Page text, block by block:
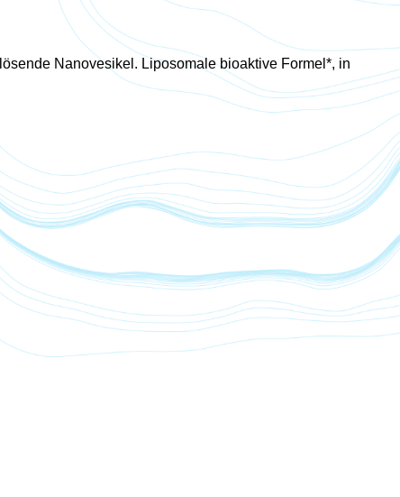
Nanovesikel. Liposomale bioaktive Formel*, in